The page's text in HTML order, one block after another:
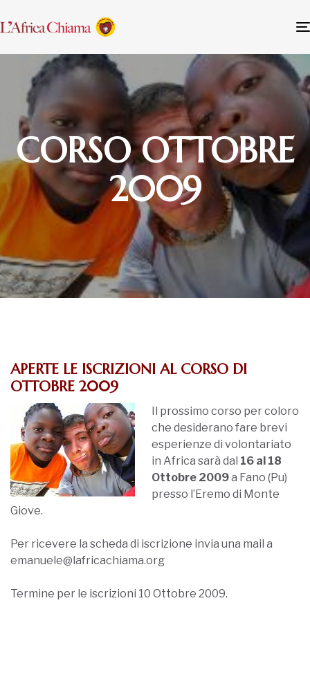
CORSO OTTOBRE
2009
APERTE LE ISCRIZIONI AL CORSO DI
OTTOBRE 2009
Il prossimo corso per coloro
che desiderano fare brevi
esperienze di volontariato
in Africa sarà dal 16 al 18
Ottobre 2009a Fano (Pu)
presso l’Eremo di Monte
Giove.
Per ricevere la scheda di iscrizione invia una mail a
emanuele@lafricachiama.org
Termine per le iscrizioni 10 Ottobre 2009.